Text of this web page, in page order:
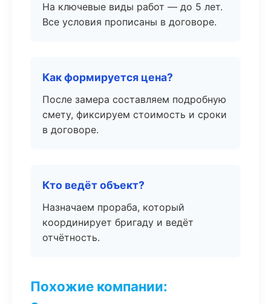
На ключевые виды работ — до 5 лет.
Все условия прописаны в договоре.
Как формируется цена?
После замера составляем подробную
смету, фиксируем стоимость и сроки
в договоре.
Кто ведёт объект?
Назначаем прораба, который
координирует бригаду и ведёт
отчётность.
Похожие компании: